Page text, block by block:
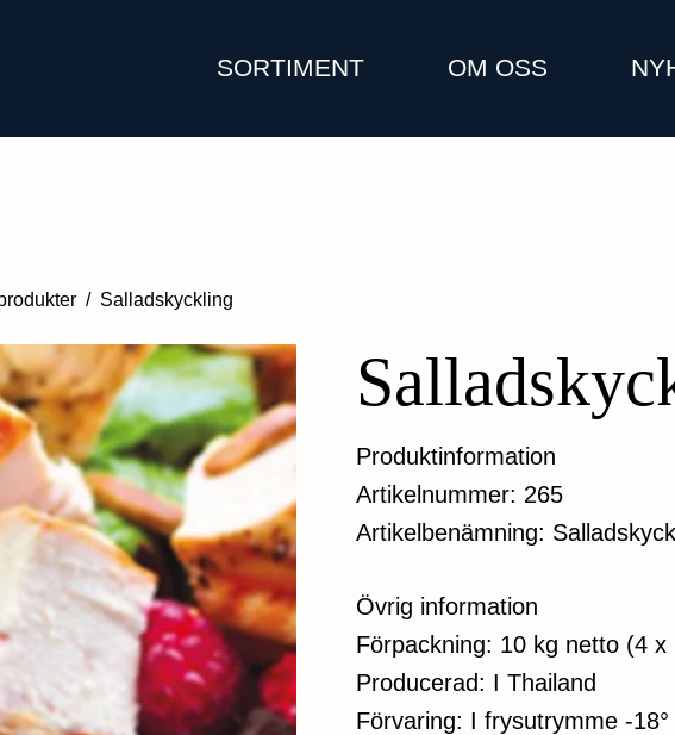
SORTIMENT OM OSS
/ Salladskyckling
Produktinformation
Artikelnummer: 265
Artikelbenämning:
Övrig information
Förpackning: 10 kg netto (4 x
Producerad: I Thailand
Förvaring: I frysutrymme -